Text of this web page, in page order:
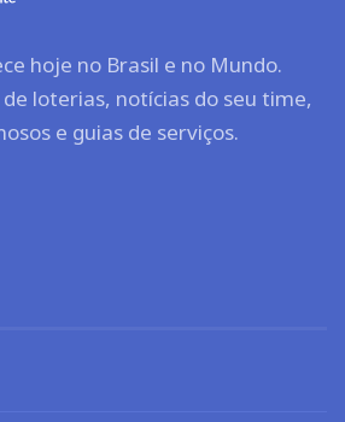
hoje no Brasil e no Mundo.
loterias, notícias do seu time,
e guias de serviços.